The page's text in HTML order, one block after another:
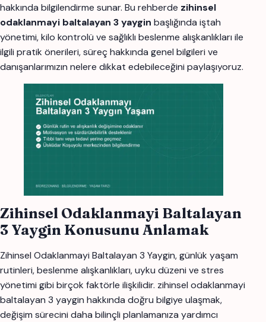
hakkında bilgilendirme sunar. Bu rehberde zihinsel
odaklanmayi baltalayan 3 yaygin başlığında iştah
yönetimi, kilo kontrolü ve sağlıklı beslenme alışkanlıkları ile
ilgili pratik önerileri, süreç hakkında genel bilgileri ve
danışanlarımızın nelere dikkat edebileceğini paylaşıyoruz.
Zihinsel Odaklanmayi Baltalayan
3 Yaygin Konusunu Anlamak
Zihinsel Odaklanmayi Baltalayan 3 Yaygin, günlük yaşam
rutinleri, beslenme alışkanlıkları, uyku düzeni ve stres
yönetimi gibi birçok faktörle ilişkilidir. zihinsel odaklanmayi
baltalayan 3 yaygin hakkında doğru bilgiye ulaşmak,
değişim sürecini daha bilinçli planlamanıza yardımcı